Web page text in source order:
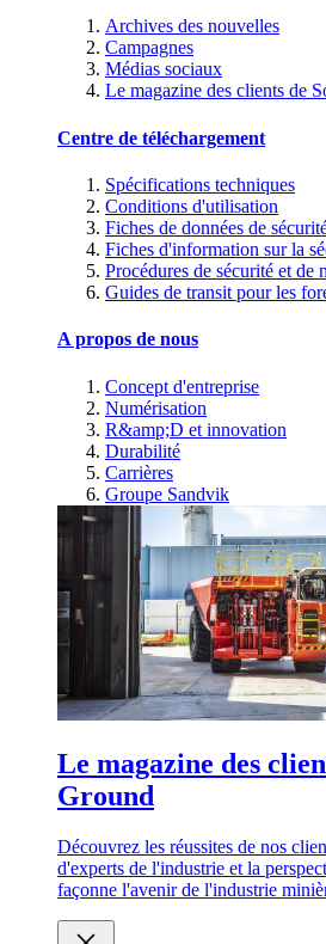
Archives des nouvelles
Campagnes
Médias sociaux
Le magazine des clients de
Centre de téléchargement
Spécifications techniques
Conditions d'utilisation
Fiches de données de
Fiches d'information sur la
Procédures de sécurité et de
Guides de transit pour les
A propos de nous
Concept d'entreprise
Numérisation
R&amp;D et innovation
Durabilité
Carrières
Groupe Sandvik
Le magazine des
Ground
Découvrez les réussites de nos
d'experts de l'industrie et la
façonne l'avenir de l'industrie